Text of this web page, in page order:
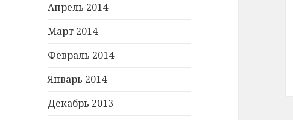
Апрель 2014
Март 2014
Февраль 2014
Январь 2014
Декабрь 2013